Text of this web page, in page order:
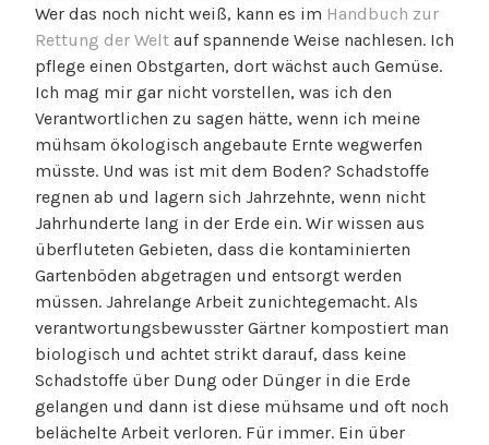
Wer das noch nicht weiß, kann es im Handbuch zur
Rettung der Welt auf spannende Weise nachlesen. Ich
pflege einen Obstgarten, dort wächst auch Gemüse.
Ich mag mir gar nicht vorstellen, was ich den
Verantwortlichen zu sagen hätte, wenn ich meine
mühsam ökologisch angebaute Ernte wegwerfen
müsste. Und was ist mit dem Boden? Schadstoffe
regnen ab und lagern sich Jahrzehnte, wenn nicht
Jahrhunderte lang in der Erde ein. Wir wissen aus
überfluteten Gebieten, dass die kontaminierten
Gartenböden abgetragen und entsorgt werden
müssen. Jahrelange Arbeit zunichtegemacht. Als
verantwortungsbewusster Gärtner kompostiert man
biologisch und achtet strikt darauf, dass keine
Schadstoffe über Dung oder Dünger in die Erde
gelangen und dann ist diese mühsame und oft noch
belächelte Arbeit verloren. Für immer. Ein über